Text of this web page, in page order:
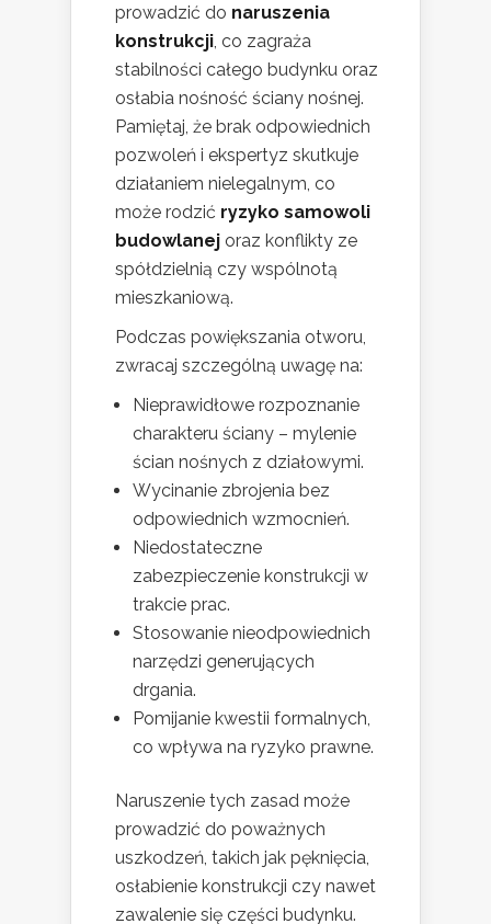
prowadzić do naruszenia
konstrukcji , co zagraża
stabilności całego budynku oraz
osłabia nośność ściany nośnej.
Pamiętaj, że brak odpowiednich
pozwoleń i ekspertyz skutkuje
działaniem nielegalnym, co
może rodzić ryzyko samowoli
budowlanej oraz konflikty ze
spółdzielnią czy wspólnotą
mieszkaniową.
Podczas powiększania otworu,
zwracaj szczególną uwagę na:
Nieprawidłowe rozpoznanie
charakteru ściany – mylenie
ścian nośnych z działowymi.
Wycinanie zbrojenia bez
odpowiednich wzmocnień.
Niedostateczne
zabezpieczenie konstrukcji w
trakcie prac.
Stosowanie nieodpowiednich
narzędzi generujących
drgania.
Pomijanie kwestii formalnych,
co wpływa na ryzyko prawne.
Naruszenie tych zasad może
prowadzić do poważnych
uszkodzeń, takich jak pęknięcia,
osłabienie konstrukcji czy nawet
zawalenie się części budynku.